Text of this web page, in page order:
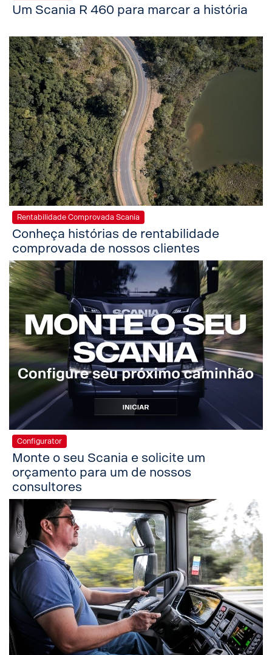
Um Scania R 460 para marcar a história
Rentabilidade Comprovada Scania
Conheça histórias de rentabilidade
comprovada de nossos clientes
Configurator
Monte o seu Scania e solicite um
orçamento para um de nossos
consultores